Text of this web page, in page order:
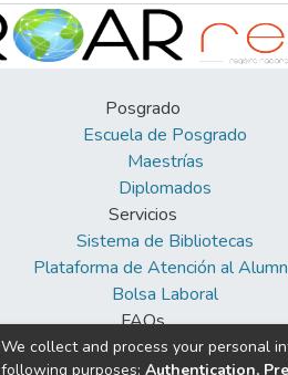
Posgrado
Escuela de Posgrado
Maestrías
Diplomados
Servicios
Sistema de Bibliotecas
Plataforma de Atención al
Bolsa Laboral
FAQs
Facebook
We collect and process your personal
following purposes: Authentication,